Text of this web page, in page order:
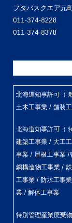
フタバスクエア元
011-374-8228
011-374-8378
北海道知事許可（
土木工事業 / 舗装
北海道知事許可（
建築工事業 / 大工
事業 / 屋根工事業 /
鋼構造物工事業 /
工事業 / 防水工事
業 / 解体工事業
特別管理産業廃棄